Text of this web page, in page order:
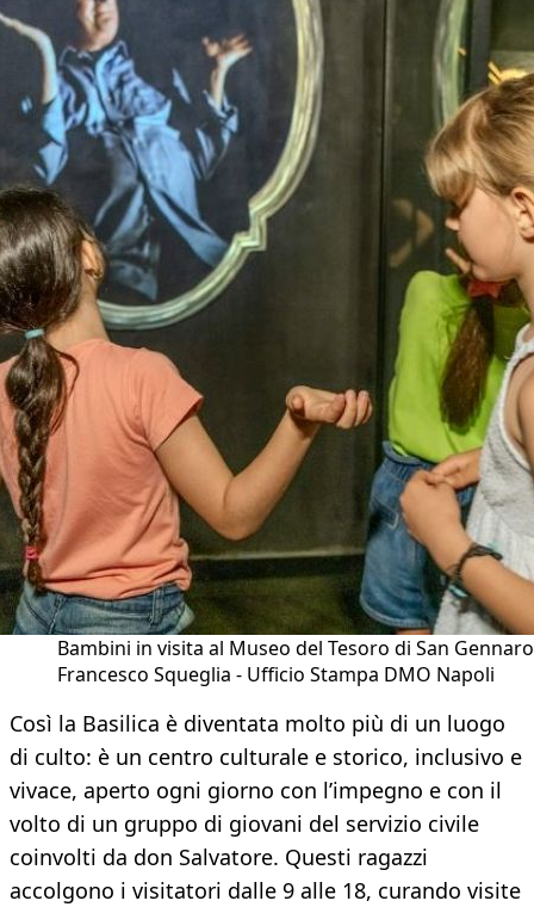
Bambini in visita al Museo del Tesoro di San
Francesco Squeglia - Ufficio Stampa DMO Napoli
Così la Basilica è diventata molto più di un luogo
di culto: è un centro culturale e storico, inclusivo e
vivace, aperto ogni giorno con l’impegno e con il
volto di un gruppo di giovani del servizio civile
coinvolti da don Salvatore. Questi ragazzi
accolgono i visitatori dalle 9 alle 18, curando visite